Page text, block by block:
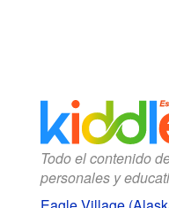
Todo el contenido
personales y